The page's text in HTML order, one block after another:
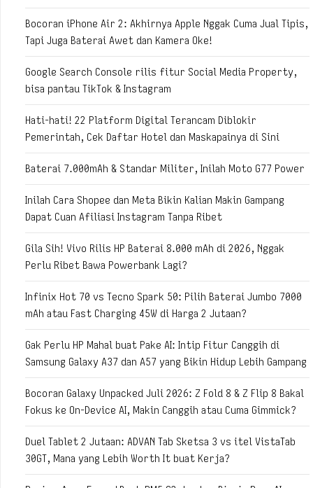
Bocoran iPhone Air 2: Akhirnya Apple Nggak Cuma Jual Tipis,
Tapi Juga Baterai Awet dan Kamera Oke!
Google Search Console rilis fitur Social Media Property,
bisa pantau TikTok & Instagram
Hati-hati! 22 Platform Digital Terancam Diblokir
Pemerintah, Cek Daftar Hotel dan Maskapainya di Sini
Baterai 7.000mAh & Standar Militer, Inilah Moto G77 Power
Inilah Cara Shopee dan Meta Bikin Kalian Makin Gampang
Dapat Cuan Afiliasi Instagram Tanpa Ribet
Gila Sih! Vivo Rilis HP Baterai 8.000 mAh di 2026, Nggak
Perlu Ribet Bawa Powerbank Lagi?
Infinix Hot 70 vs Tecno Spark 50: Pilih Baterai Jumbo 7000
mAh atau Fast Charging 45W di Harga 2 Jutaan?
Gak Perlu HP Mahal buat Pake AI: Intip Fitur Canggih di
Samsung Galaxy A37 dan A57 yang Bikin Hidup Lebih Gampang
Bocoran Galaxy Unpacked Juli 2026: Z Fold 8 & Z Flip 8 Bakal
Fokus ke On-Device AI, Makin Canggih atau Cuma Gimmick?
Duel Tablet 2 Jutaan: ADVAN Tab Sketsa 3 vs itel VistaTab
30GT, Mana yang Lebih Worth It buat Kerja?